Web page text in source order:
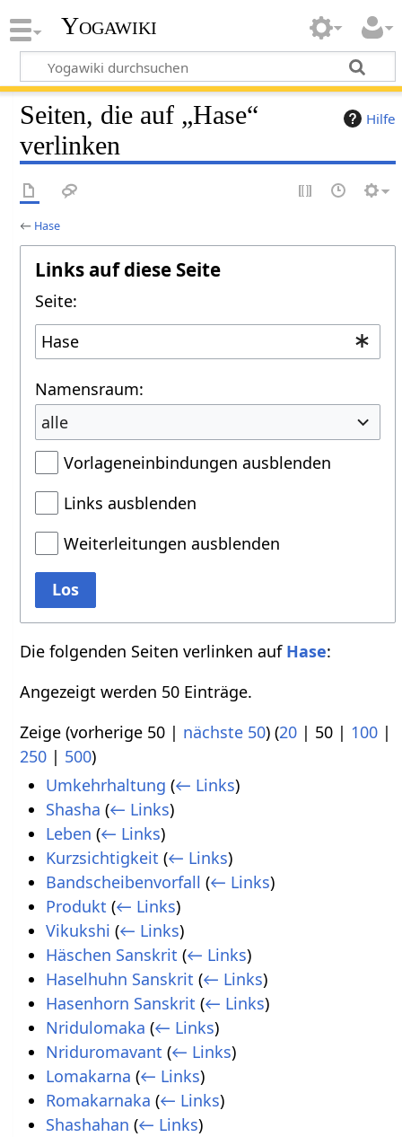
Yogawiki
Hilfe
Seiten, die auf „Hase“
verlinken
← Hase
Links auf diese Seite
Seite:
Namensraum:
alle
Vorlageneinbindungen ausblenden
Links ausblenden
Weiterleitungen ausblenden
Los
Die folgenden Seiten verlinken auf Hase:
Angezeigt werden 50 Einträge.
Zeige (vorherige 50 | nächste 50) (20 | 50 | 100 |
250 | 500)
Umkehrhaltung (← Links)
Shasha (← Links)
Leben (← Links)
Kurzsichtigkeit (← Links)
Bandscheibenvorfall (← Links)
Produkt (← Links)
Vikukshi (← Links)
Häschen Sanskrit (← Links)
Haselhuhn Sanskrit (← Links)
Hasenhorn Sanskrit (← Links)
Nridulomaka (← Links)
Nriduromavant (← Links)
Lomakarna (← Links)
Romakarnaka (← Links)
Shashahan (← Links)